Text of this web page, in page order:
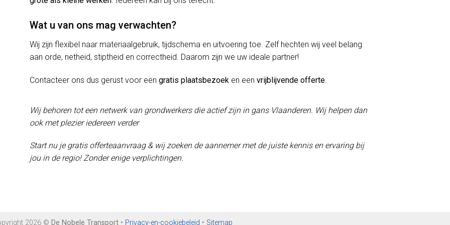
Wat u van ons mag verwachten?
Wij zijn flexibel naar materiaalgebruik, tijdschema en uitvoering toe. Zelf hechten wij veel belang
aan orde, netheid, stiptheid en correctheid. Daarom zijn we uw ideale partner!
Contacteer ons dus gerust voor een gratis plaatsbezoek en een vrijblijvende offerte
Wij behoren tot een netwerk van grondwerkers die actief zijn in gans Vlaanderen. Wij helpen dan
ook met plezier iedereen verder
Start nu je gratis offerteaanvraag & wij zoeken de aannemer met de juiste kennis en ervaring bij
jou in de regio! Zonder enige verplichtingen.
2026 © De Nobele Transport • Privacy-en-cookiebeleid • Sitemap